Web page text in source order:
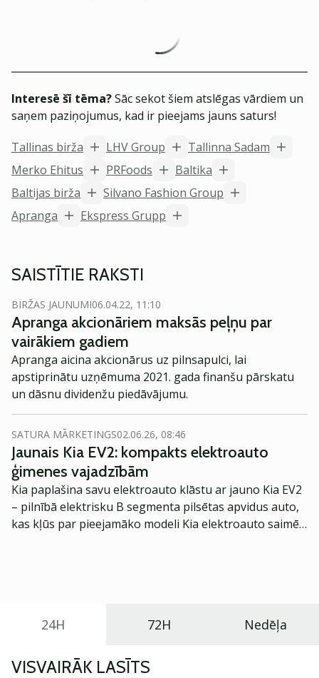
Interesē šī tēma?Sāc sekot šiem atslēgas vārdiem un
saņem paziņojumus, kad ir pieejams jauns saturs!
Tallinas birža
LHV Group
Tallinna Sadam
Merko Ehitus
PRFoods
Baltika
Baltijas birža
Silvano Fashion Group
Apranga
Ekspress Grupp
SAISTĪTIE RAKSTI
BIRŽAS JAUNUMI06.04.22, 11:10
Apranga akcionāriem maksās peļņu par
vairākiem gadiem
Apranga aicina akcionārus uz pilnsapulci, lai
apstiprinātu uzņēmuma 2021. gada finanšu pārskatu
un dāsnu dividenžu piedāvājumu.
SATURA MĀRKETINGS02.06.26, 08:46
Jaunais Kia EV2: kompakts elektroauto
ģimenes vajadzībām
Kia paplašina savu elektroauto klāstu ar jauno Kia EV2
– pilnībā elektrisku B segmenta pilsētas apvidus auto,
kas kļūs par pieejamāko modeli Kia elektroauto saimē
24H 72H Nedēļa
VISVAIRĀK LASĪTS